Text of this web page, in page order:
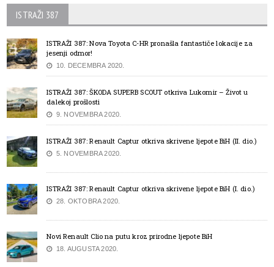
ISTRAŽI 387
ISTRAŽI 387: Nova Toyota C-HR pronašla fantastiče lokacije za
jesenji odmor!
10. DECEMBRA 2020.
ISTRAŽI 387: ŠKODA SUPERB SCOUT otkriva Lukomir – Život u
dalekoj prošlosti
9. NOVEMBRA 2020.
ISTRAŽI 387: Renault Captur otkriva skrivene ljepote BiH (II. dio.)
5. NOVEMBRA 2020.
ISTRAŽI 387: Renault Captur otkriva skrivene ljepote BiH (I. dio.)
28. OKTOBRA 2020.
Novi Renault Clio na putu kroz prirodne ljepote BiH
18. AUGUSTA 2020.